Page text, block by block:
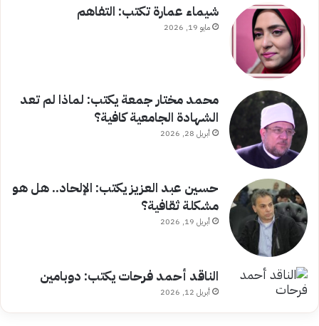
شيماء عمارة تكتب: التفاهم
مايو 19, 2026
محمد مختار جمعة يكتب: لماذا لم تعد
الشهادة الجامعية كافية؟
أبريل 28, 2026
حسين عبد العزيز يكتب: الإلحاد.. هل هو
مشكلة ثقافية؟
أبريل 19, 2026
الناقد أحمد فرحات يكتب: دوبامين
أبريل 12, 2026